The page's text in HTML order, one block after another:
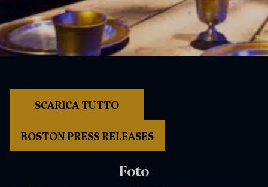
SCARICA TUTTO
BOSTON PRESS RELEASES
Foto